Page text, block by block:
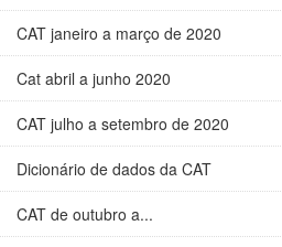
CAT janeiro a março de 2020
Cat abril a junho 2020
CAT julho a setembro de 2020
Dicionário de dados da CAT
CAT de outubro a...